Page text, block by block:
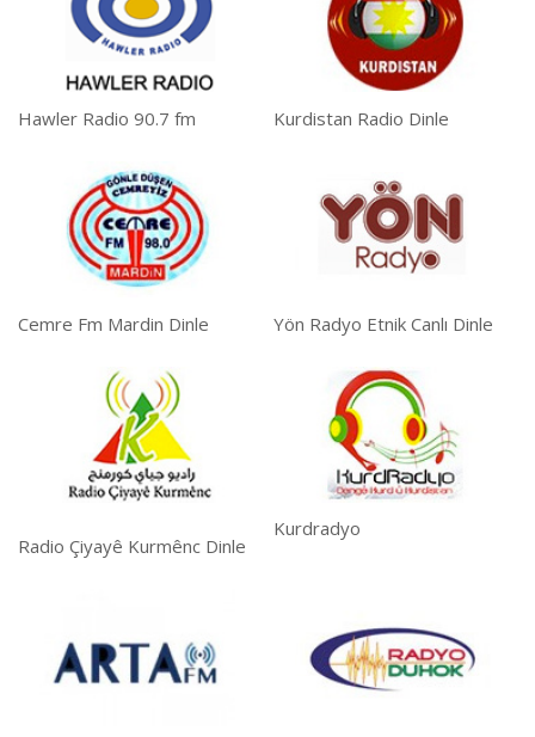
Hawler Radio 90.7 fm Kurdistan Radio Dinle
Cemre Fm Mardin Dinle Yön Radyo Etnik Canlı Dinle
Radio Çiyayê Kurmênc Dinle
Kurdradyo